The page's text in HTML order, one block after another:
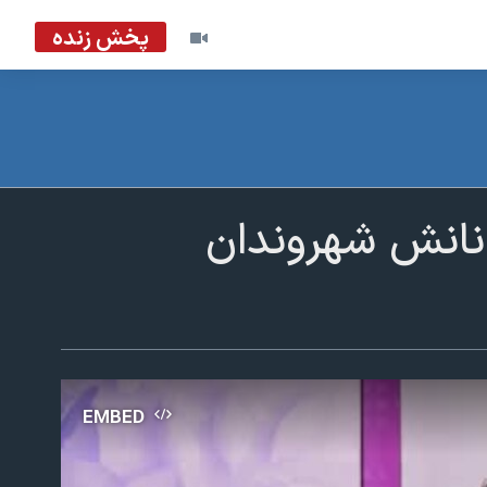
پخش زنده
شهروندان
EMBED